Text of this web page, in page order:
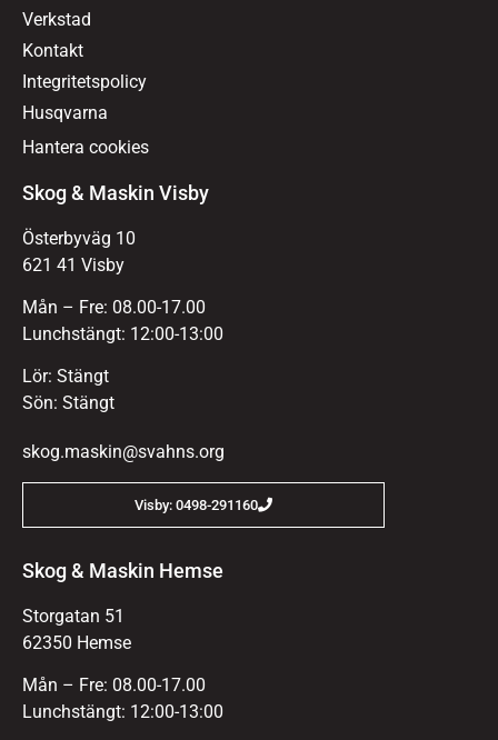
Verkstad
Kontakt
Integritetspolicy
Husqvarna
Hantera cookies
Skog & Maskin Visby
Österbyväg 10
621 41 Visby
Mån – Fre: 08.00-17.00
Lunchstängt: 12:00-13:00
Lör: Stängt
Sön: Stängt
skog.maskin@svahns.org
Visby: 0498-291160
Skog & Maskin Hemse
Storgatan 51
62350 Hemse
Mån – Fre: 08.00-17.00
Lunchstängt: 12:00-13:00